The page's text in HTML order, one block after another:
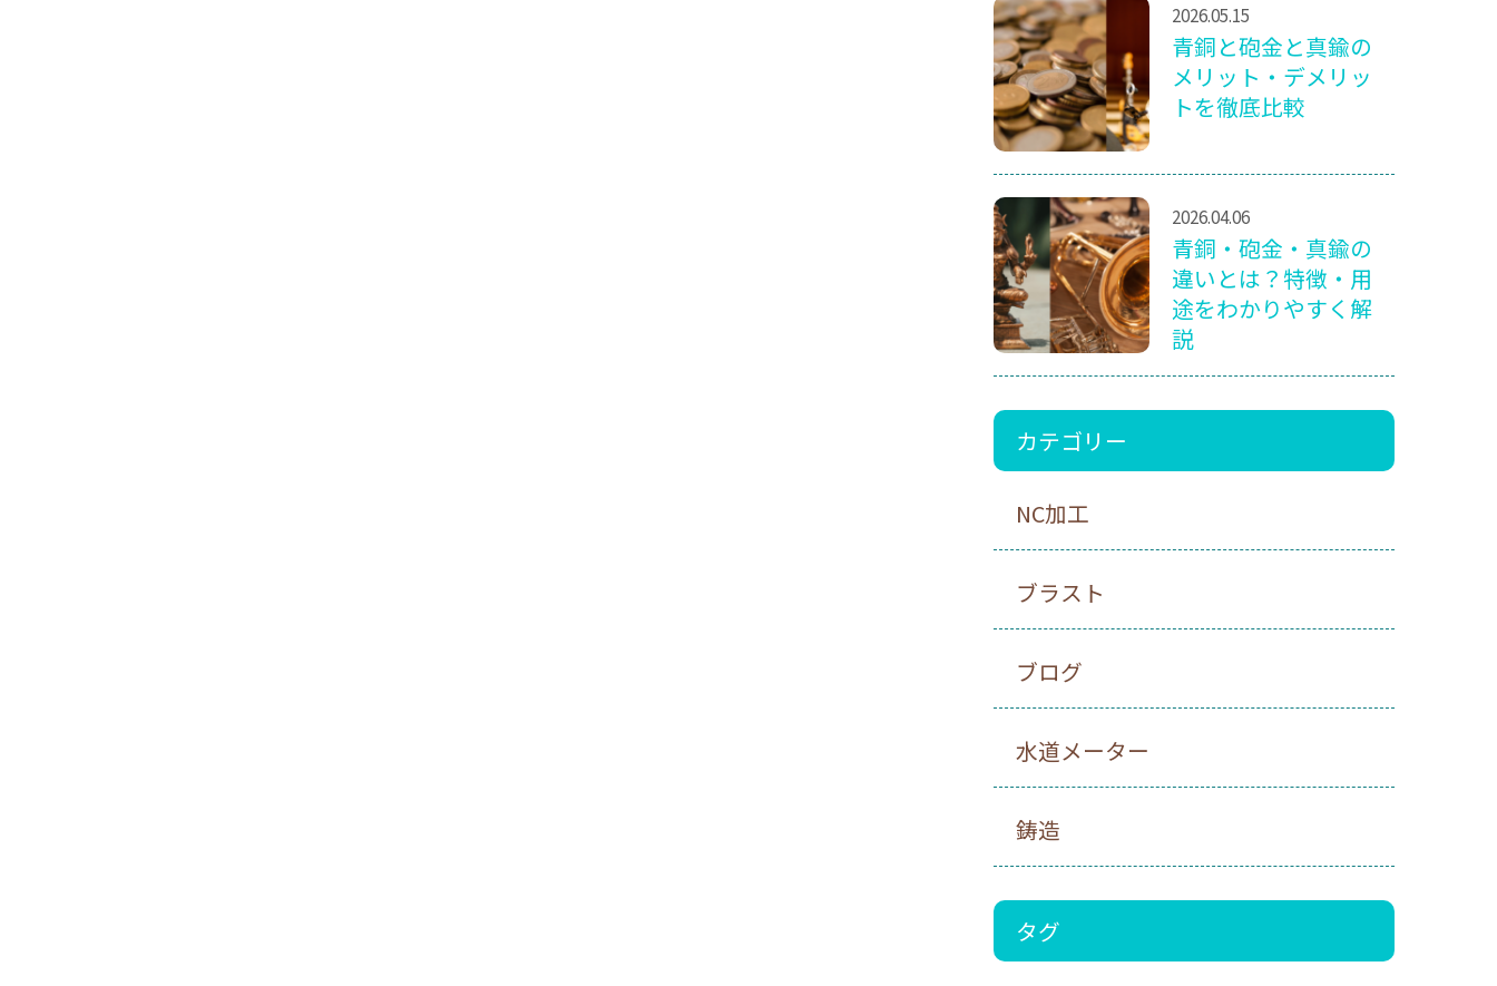
2026.05.15
青銅と砲金と真鍮の
メリット・デメリッ
トを徹底比較
2026.04.06
青銅・砲金・真鍮の
違いとは？特徴・用
途をわかりやすく解
説
カテゴリー
NC加工
ブラスト
ブログ
水道メーター
鋳造
タグ